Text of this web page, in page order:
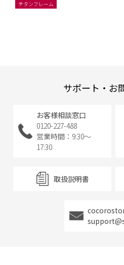
チタンフレーム
サポート・お
お客様相談窓口
0120-227-488
営業時間：9:30～
17:30
取扱説明書